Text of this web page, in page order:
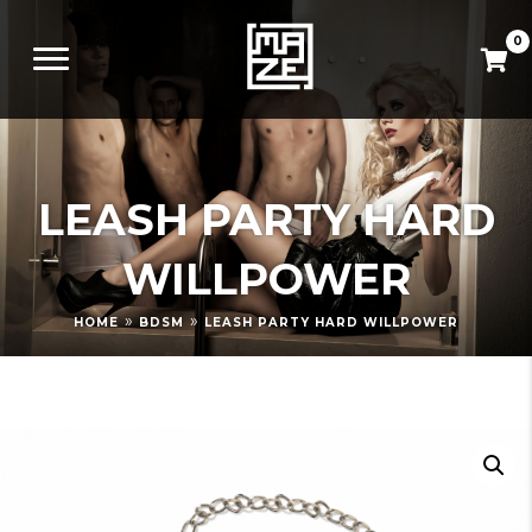
0
LEASH PARTY HARD
WILLPOWER
HOME » BDSM » LEASH PARTY HARD WILLPOWER